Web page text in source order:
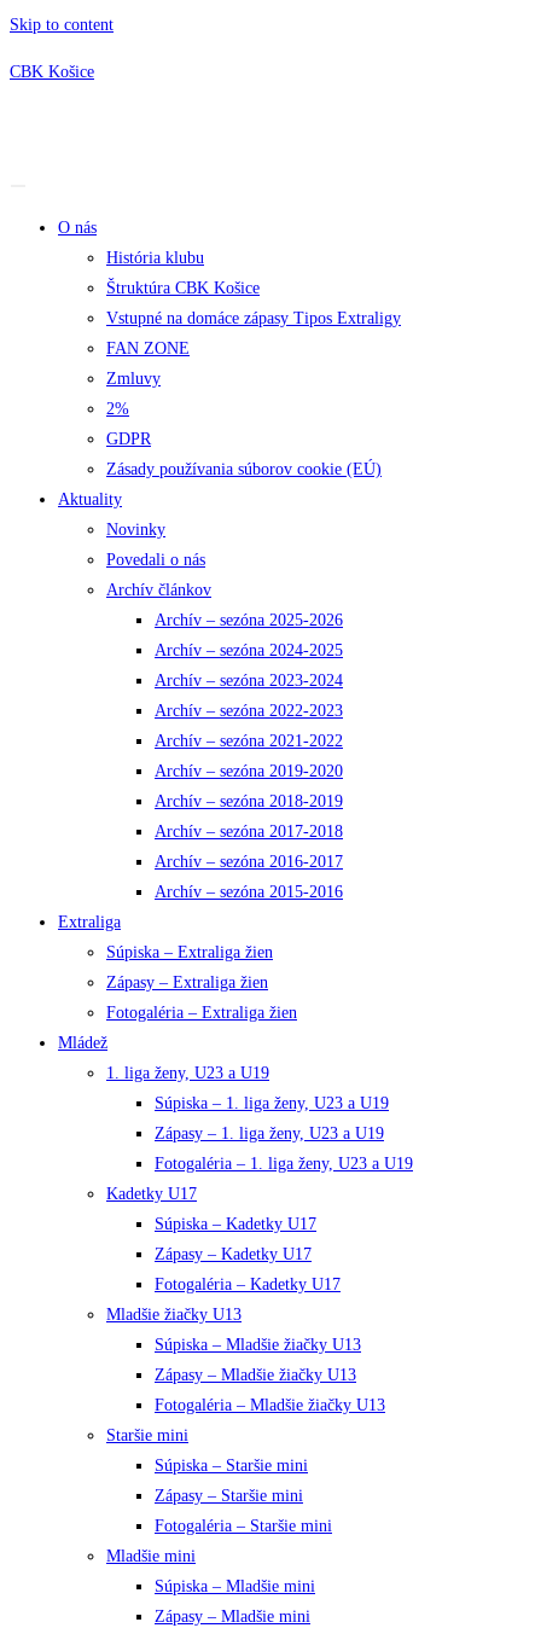
Skip to content
CBK Košice
O nás
História klubu
Štruktúra CBK Košice
Vstupné na domáce zápasy Tipos Extraligy
FAN ZONE
Zmluvy
2%
GDPR
Zásady používania súborov cookie (EÚ)
Aktuality
Novinky
Povedali o nás
Archív článkov
Archív – sezóna 2025-2026
Archív – sezóna 2024-2025
Archív – sezóna 2023-2024
Archív – sezóna 2022-2023
Archív – sezóna 2021-2022
Archív – sezóna 2019-2020
Archív – sezóna 2018-2019
Archív – sezóna 2017-2018
Archív – sezóna 2016-2017
Archív – sezóna 2015-2016
Extraliga
Súpiska – Extraliga žien
Zápasy – Extraliga žien
Fotogaléria – Extraliga žien
Mládež
1. liga ženy, U23 a U19
Súpiska – 1. liga ženy, U23 a U19
Zápasy – 1. liga ženy, U23 a U19
Fotogaléria – 1. liga ženy, U23 a U19
Kadetky U17
Súpiska – Kadetky U17
Zápasy – Kadetky U17
Fotogaléria – Kadetky U17
Mladšie žiačky U13
Súpiska – Mladšie žiačky U13
Zápasy – Mladšie žiačky U13
Fotogaléria – Mladšie žiačky U13
Staršie mini
Súpiska – Staršie mini
Zápasy – Staršie mini
Fotogaléria – Staršie mini
Mladšie mini
Súpiska – Mladšie mini
Zápasy – Mladšie mini